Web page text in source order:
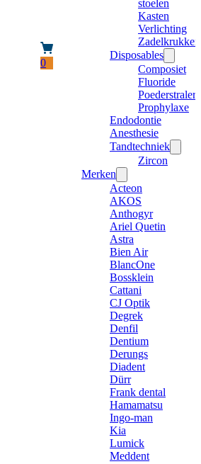
0
stoelen
Kasten
Verlichting
Zadelkrukken
Disposables
Composiet
Fluoride
Poederstraler
Prophylaxe
Endodontie
Anesthesie
Tandtechniek
Zircon
Merken
Acteon
AKOS
Anthogyr
Ariel Quetin
Astra
Bien Air
BlancOne
Bossklein
Cattani
CJ Optik
Degrek
Denfil
Dentium
Derungs
Diadent
Dürr
Frank dental
Hamamatsu
Ingo-man
Kia
Lumick
Meddent